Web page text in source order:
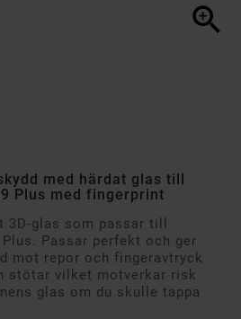

med härdat glas till
Plus med fingerprint
3D-glas som passar till
Plus. Passar perfekt och ger
mot repor och fingeravtryck
stötar vilket motverkar risk
glas om du skulle tappa